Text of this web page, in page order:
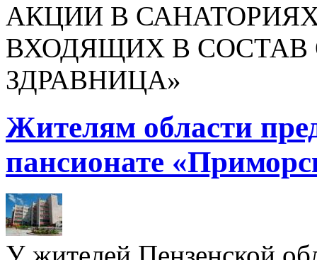
АКЦИИ В
ВХОДЯЩИХ В СОСТАВ
ЗДРАВНИЦА»
Жителям области
пансионате